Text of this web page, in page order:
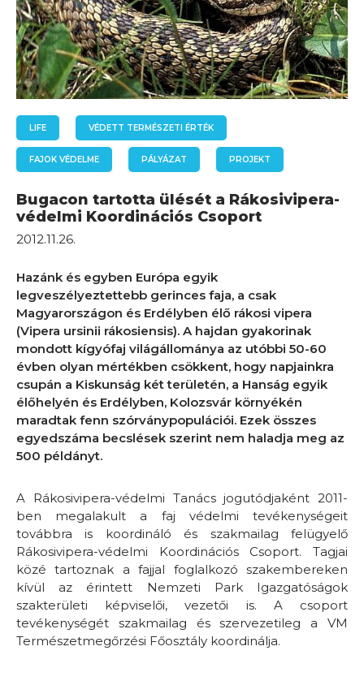
LIFE VÉDETT TERMÉSZETI ÉRTÉK
FAJOK VÉDELME PÁLYÁZAT PROJEKT
Bugacon tartotta ülését a Rákosivipera-
védelmi Koordinációs Csoport
2012.11.26.
Hazánk és egyben Európa egyik
legveszélyeztettebb gerinces faja, a csak
Magyarországon és Erdélyben élő rákosi vipera
(Vipera ursinii rákosiensis). A hajdan gyakorinak
mondott kígyófaj világállománya az utóbbi 50-60
évben olyan mértékben csökkent, hogy napjainkra
csupán a Kiskunság két területén, a Hanság egyik
élőhelyén és Erdélyben, Kolozsvár környékén
maradtak fenn szórványpopulációi. Ezek összes
egyedszáma becslések szerint nem haladja meg az
500 példányt.
A Rákosivipera-védelmi Tanács jogutódjaként 2011-
ben megalakult a faj védelmi tevékenységeit
továbbra is koordináló és szakmailag felügyelő
Rákosivipera-védelmi Koordinációs Csoport. Tagjai
közé tartoznak a fajjal foglalkozó szakembereken
kívül az érintett Nemzeti Park Igazgatóságok
szakterületi képviselői, vezetői is. A csoport
tevékenységét szakmailag és szervezetileg a VM
Természetmegőrzési Főosztály koordinálja.